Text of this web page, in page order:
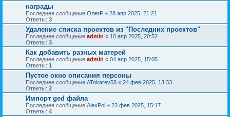
награды
Последнее сообщение ОлегР « 28 апр 2025, 21:21
Ответы: 3
Удаление списка проектов из "Последних проектов"
Последнее сообщение admin « 10 апр 2025, 20:52
Ответы: 3
Как добавить разных матерей
Последнее сообщение admin « 04 апр 2025, 15:05
Ответы: 1
Пустое окно описания персоны
Последнее сообщение ATokarev58 « 24 фев 2025, 13:33
Ответы: 2
Импорт ged файла
Последнее сообщение AlexPol « 23 фев 2025, 15:17
Ответы: 4